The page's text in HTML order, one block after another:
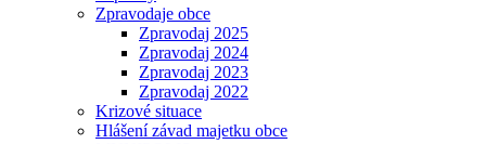
Zpravodaje obce
Zpravodaj 2025
Zpravodaj 2024
Zpravodaj 2023
Zpravodaj 2022
Krizové situace
Hlášení závad majetku obce